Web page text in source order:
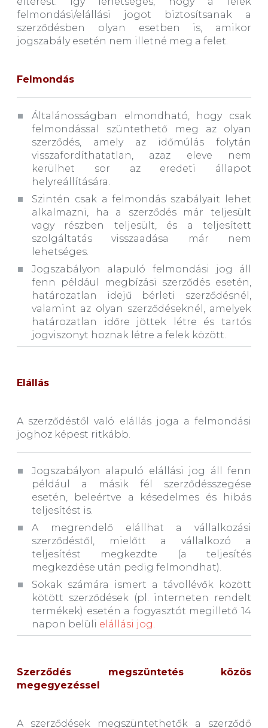
felmondási/elállási jogot biztosítsanak a
szerződésben olyan esetben is, amikor
jogszabály esetén nem illetné meg a felet.
Felmondás
Általánosságban elmondható, hogy csak
felmondással szüntethető meg az olyan
szerződés, amely az időmúlás folytán
visszafordíthatatlan, azaz eleve nem
kerülhet sor az eredeti állapot
helyreállítására.
Szintén csak a felmondás szabályait lehet
alkalmazni, ha a szerződés már teljesült
vagy részben teljesült, és a teljesített
szolgáltatás visszaadása már nem
lehetséges.
Jogszabályon alapuló felmondási jog áll
fenn például megbízási szerződés esetén,
határozatlan idejű bérleti szerződésnél,
valamint az olyan szerződéseknél, amelyek
határozatlan időre jöttek létre és tartós
jogviszonyt hoznak létre a felek között.
Elállás
A szerződéstől való elállás joga a felmondási
joghoz képest ritkább.
Jogszabályon alapuló elállási jog áll fenn
például a másik fél szerződésszegése
esetén, beleértve a késedelmes és hibás
teljesítést is.
A megrendelő elállhat a vállalkozási
szerződéstől, mielőtt a vállalkozó a
teljesítést megkezdte (a teljesítés
megkezdése után pedig felmondhat).
Sokak számára ismert a távollévők között
kötött szerződések (pl. interneten rendelt
termékek) esetén a fogyasztót megillető 14
napon belüli elállási jog.
Szerződés megszüntetés közös
megegyezéssel
A szerződések megszüntethetők a szerződő